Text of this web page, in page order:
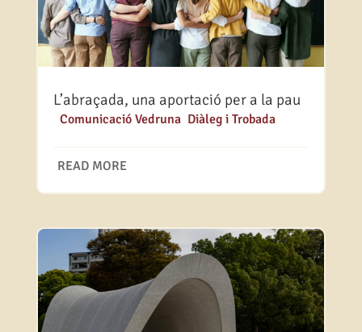
L’abraçada, una aportació per a la pau
Comunicació Vedruna, Diàleg i Trobada
READ MORE